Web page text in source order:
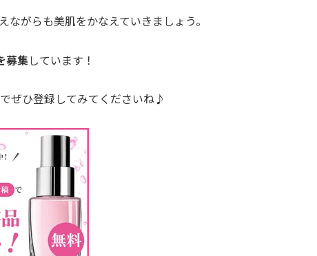
がらも美肌をかなえていきましょう。
募集しています！
ぜひ登録してみてくださいね♪